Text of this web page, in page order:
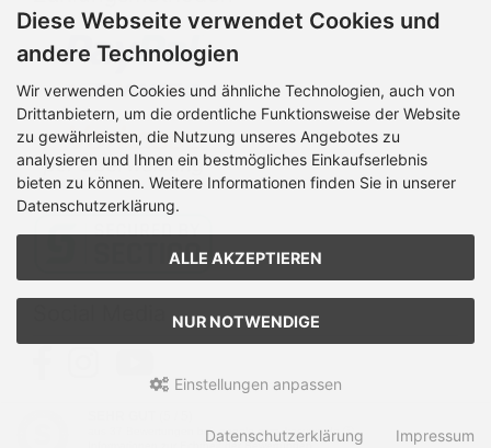
Diese Webseite verwendet Cookies und
andere Technologien
Wir verwenden Cookies und ähnliche Technologien, auch von
Drittanbietern, um die ordentliche Funktionsweise der Website
zu gewährleisten, die Nutzung unseres Angebotes zu
analysieren und Ihnen ein bestmögliches Einkaufserlebnis
bieten zu können. Weitere Informationen finden Sie in unserer
Datenschutzerklärung.
ALLE AKZEPTIEREN
NUR NOTWENDIGE
Einstellungen anpassen
Datenschutzerklärung Impressum
Bewertungen bei: google.com, kasuwa.de ⓘ
Informationen zur Echtheit der Bewertungen